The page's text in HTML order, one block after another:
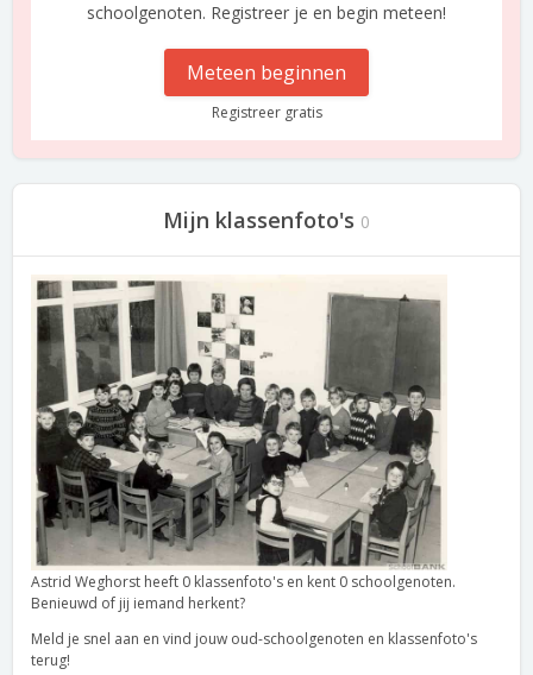
schoolgenoten. Registreer je en begin meteen!
Meteen beginnen
Registreer gratis
Mijn klassenfoto's 0
Astrid Weghorst heeft 0 klassenfoto's en kent 0 schoolgenoten.
Benieuwd of jij iemand herkent?
Meld je snel aan en vind jouw oud-schoolgenoten en klassenfoto's
terug!